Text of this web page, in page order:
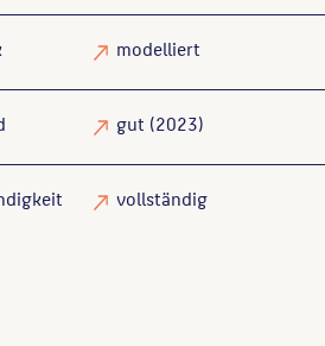
modelliert
gut (2023)
vollständig